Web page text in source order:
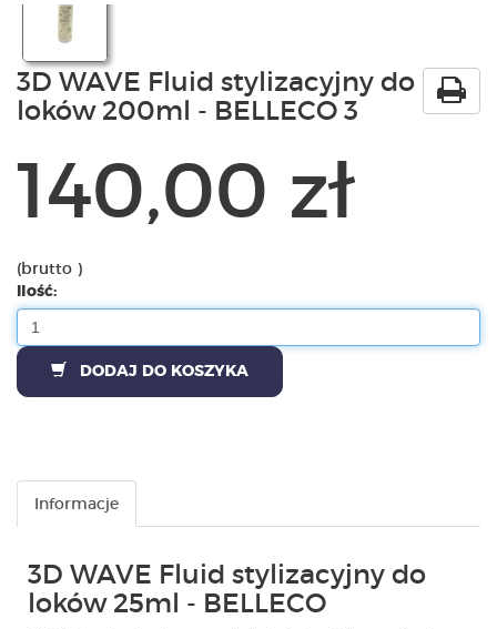
3D WAVE Fluid stylizacyjny do
loków 200ml - BELLECO 3
140,00 zł
(brutto )
Ilość:
DODAJ DO KOSZYKA
Informacje
3D WAVE Fluid stylizacyjny do
loków 25ml - BELLECO